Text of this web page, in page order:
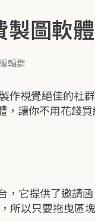
製圖軟
輯群
作視覺絕佳的社
讓你不用花錢
，它提供了邀
所以只要拖曳區